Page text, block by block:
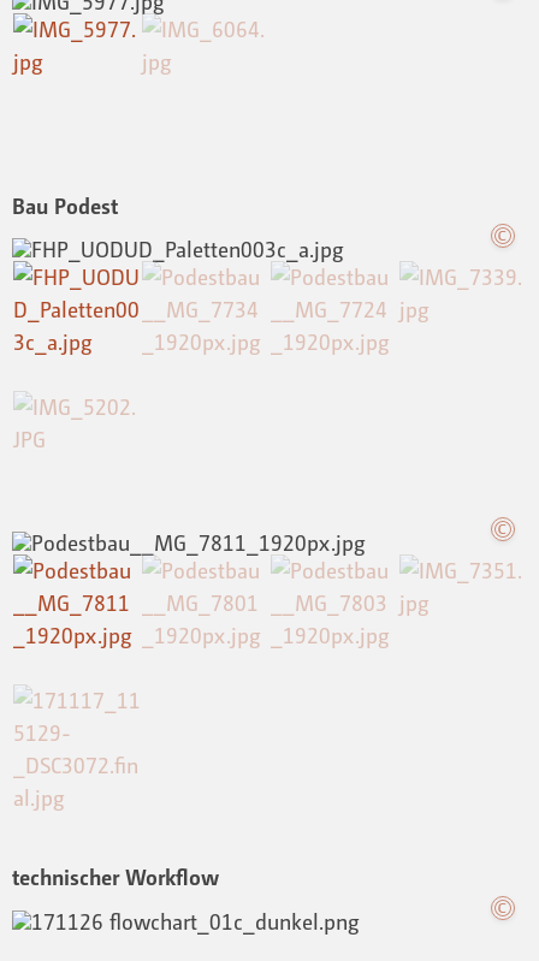
Bau Podest
technischer Workflow